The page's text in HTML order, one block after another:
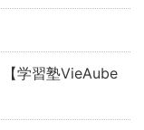
【学習塾VieAube